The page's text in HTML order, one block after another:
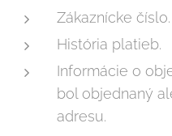
Zákaznícke číslo.
História platieb.
Informácie o
bol objednaný
adresu.